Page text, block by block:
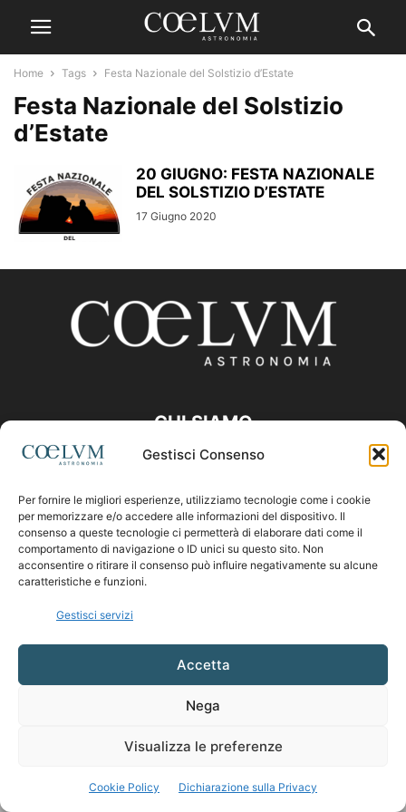
Gestisci Consenso
Per fornire le migliori esperienze, utilizziamo tecnologie come i cookie
per memorizzare e/o accedere alle informazioni del dispositivo. Il
consenso a queste tecnologie ci permetterà di elaborare dati come il
comportamento di navigazione o ID unici su questo sito. Non
acconsentire o ritirare il consenso può influire negativamente su alcune
caratteristiche e funzioni.
Gestisci servizi
Accetta
Nega
Visualizza le preferenze
Cookie Policy Dichiarazione sulla Privacy
Home Tags Festa Nazionale del Solstizio d’Estate
Festa Nazionale del Solstizio
d’Estate
20 GIUGNO: FESTA NAZIONALE
DEL SOLSTIZIO D’ESTATE
17 Giugno 2020
CHI SIAMO
SEGUICI